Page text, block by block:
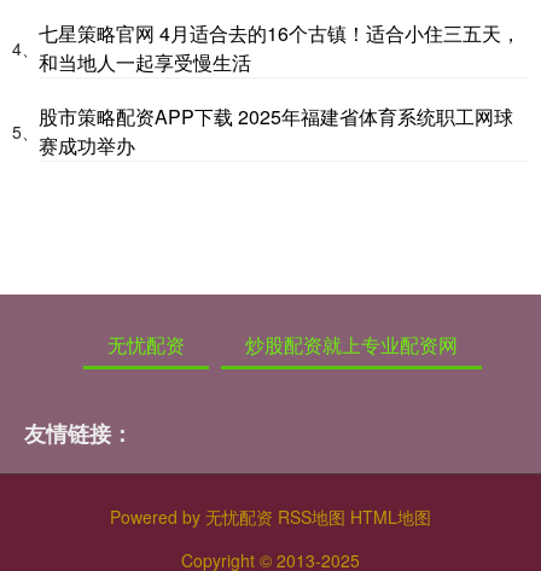
4、
七星策略官网 4月适合去的16个古镇！适合小住三五天，
和当地人一起享受慢生活
5、
股市策略配资APP下载 2025年福建省体育系统职工网球
赛成功举办
无忧配资 炒股配资就上专业配资网
友情链接：
Powered by 无忧配资 RSS地图 HTML地图
Copyright © 2013-2025